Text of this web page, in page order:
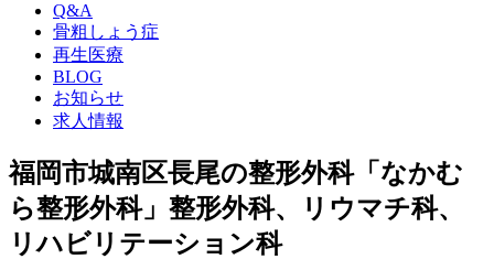
Q&A
骨粗しょう症
再生医療
BLOG
お知らせ
求人情報
福岡市城南区長尾の整形外科「なかむ
ら整形外科」整形外科、リウマチ科、
リハビリテーション科